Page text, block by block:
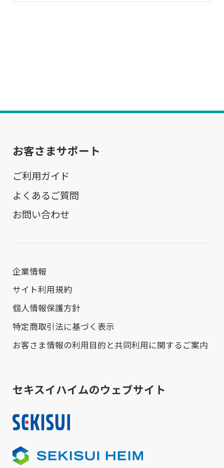
お客さまサポート
ご利用ガイド
よくあるご質問
お問い合わせ
企業情報
サイト利用規約
個人情報保護方針
特定商取引法に基づく表示
お客さま情報の利用目的と共同利用に関するご案内
セキスイハイムのウェブサイト